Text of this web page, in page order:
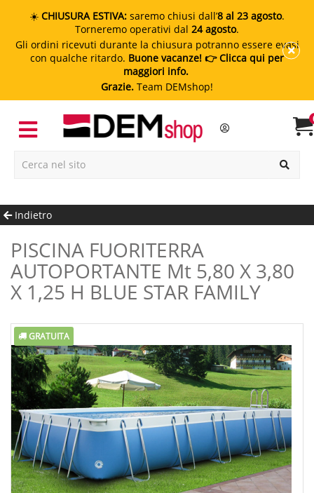
☀️ CHIUSURA ESTIVA: saremo chiusi dall’8 al 23 agosto.
Torneremo operativi dal 24 agosto.
Gli ordini ricevuti durante la chiusura potranno essere evasi
con qualche ritardo. Buone vacanze! 👉 Clicca qui per
maggiori info.
Grazie. Team DEMshop!
Indietro
PISCINA FUORITERRA
AUTOPORTANTE Mt 5,80 X 3,80
X 1,25 H BLUE STAR FAMILY
GRATUITA